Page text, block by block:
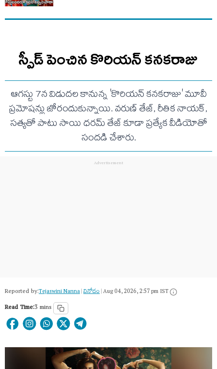
స్పీడ్ పెంచిన కొరియన్ కనకరాజు
ఆగస్టు 7న విడుదల కానున్న 'కొరియన్ కనకరాజు' మూవీ
ప్రమోషన్లు జోరందుకున్నాయి. వరుణ్ తేజ్, రీతిక నాయక్,
సత్యతో పాటు సాయి ధరమ్ తేజ్ కూడా ప్రత్యేక వీడియోతో
సందడి చేశారు.
Reported by:Tejaswini Nanna|వినోదం|Aug 04, 2026, 2:57 pm IST
Read Time:3 mins